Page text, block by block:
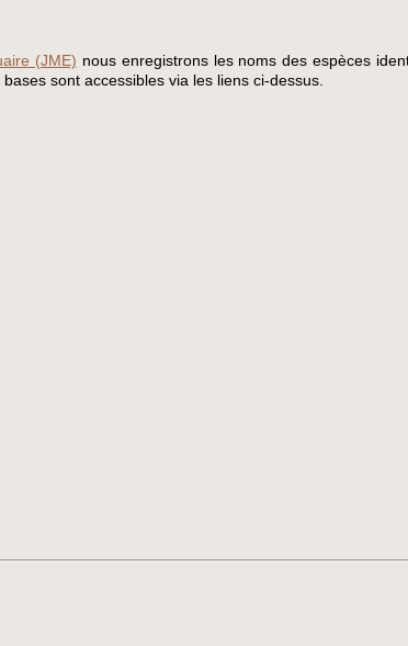
(JME) nous enregistrons les noms des espèces
sont accessibles via les liens ci-dessus.